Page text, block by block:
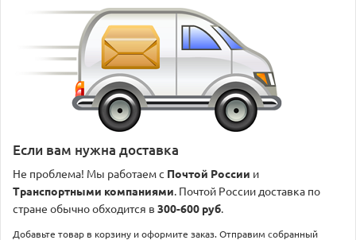
Если вам нужна доставка
Не проблема! Мы работаем с Почтой России и
Транспортными компаниями. Почтой России доставка по
стране обычно обходится в 300-600 руб.
Добавьте товар в корзину и оформите заказ. Отправим собранный